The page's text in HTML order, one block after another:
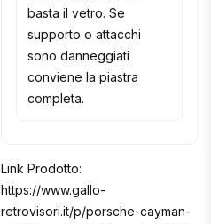
basta il vetro. Se
supporto o attacchi
sono danneggiati
conviene la piastra
completa.
Link Prodotto:
https://www.gallo-
retrovisori.it/p/porsche-cayman-